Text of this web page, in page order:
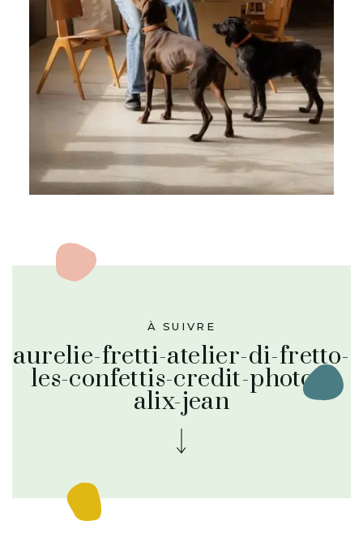
À SUIVRE
aurelie-fretti-atelier-di-fretto-
les-confettis-credit-photos-
alix-jean